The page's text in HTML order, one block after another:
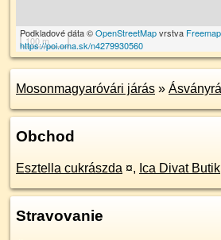
100 m
Podkladové dáta ©OpenStreetMapvrstva
https://poi.oma.sk/n4279930560
Mosonmagyaróvári járás »
Obchod
Esztella cukrászda ¤, Ica Divat Butik
Stravovanie